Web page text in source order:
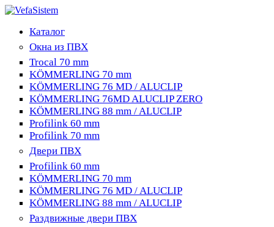
Каталог
Окна из ПВХ
Trocal 70 mm
KÖMMERLING 70 mm
KÖMMERLING 76 MD / ALUCLIP
KÖMMERLING 76MD ALUCLIP ZERO
KÖMMERLING 88 mm / ALUCLIP
Profilink 60 mm
Profilink 70 mm
Двери ПВХ
Profilink 60 mm
KÖMMERLING 70 mm
KÖMMERLING 76 MD / ALUCLIP
KÖMMERLING 88 mm / ALUCLIP
Раздвижные двери ПВХ